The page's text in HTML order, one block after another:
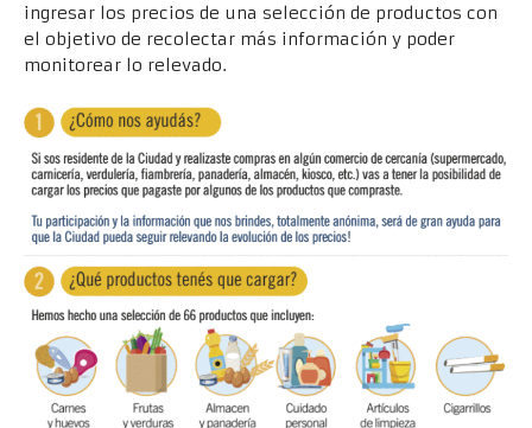
ingresar los precios de una selección de productos con
el objetivo de recolectar más información y poder
monitorear lo relevado.